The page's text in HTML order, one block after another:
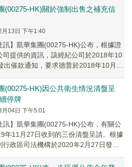
(00275-HK)關於強制出售之補充信
13日 下午1:40
訊】凱華集團(00275-HK)公布，根據證
司提供的資訊，該經紀公司於2018年10
出催款通知，要求德普於2018年10月30
(00275-HK)因公共衛生情況清盤呈
停牌
04日 下午5:01
訊】凱華集團(00275-HK)公布，有關公
年11月27日收到的三份清盤呈請。根據
行政區司法機構於2020年2月27日發出